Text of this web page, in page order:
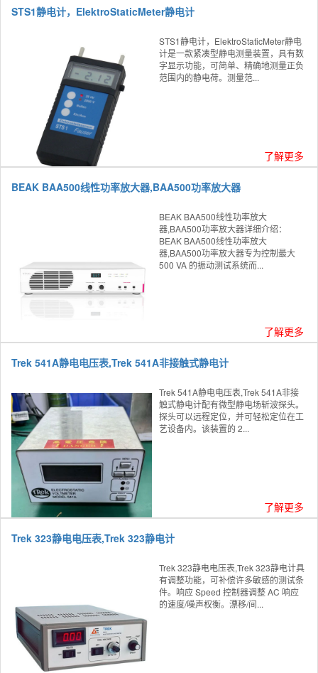
STS1静电计，ElektroStaticMeter静电计
STS1静电计，ElektroStaticMeter静电
计是一款紧凑型静电测量装置，具有数
字显示功能，可简单、精确地测量正负
范围内的静电荷。测量范...
了解更多
BEAK BAA500线性功率放大器,BAA500功率放大器
BEAK BAA500线性功率放大
器,BAA500功率放大器详细介绍：
BEAK BAA500线性功率放大
器,BAA500功率放大器专为控制最大
500 VA 的振动测试系统而...
了解更多
Trek 541A静电电压表,Trek 541A非接触式静电计
Trek 541A静电电压表,Trek 541A非接
触式静电计配有微型静电场斩波探头。
探头可以远程定位，并可轻松定位在工
艺设备内。该装置的 2...
了解更多
Trek 323静电电压表,Trek 323静电计
Trek 323静电电压表,Trek 323静电计具
有调整功能，可补偿许多敏感的测试条
件。响应 Speed 控制器调整 AC 响应
的速度/噪声权衡。漂移/间...